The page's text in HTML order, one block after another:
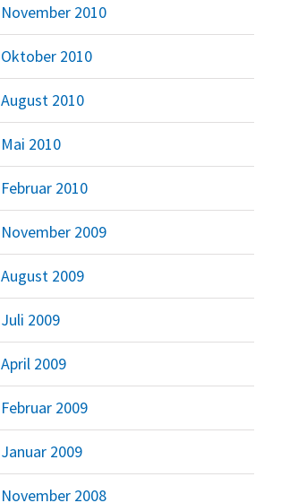
November 2010
Oktober 2010
August 2010
Mai 2010
Februar 2010
November 2009
August 2009
Juli 2009
April 2009
Februar 2009
Januar 2009
November 2008